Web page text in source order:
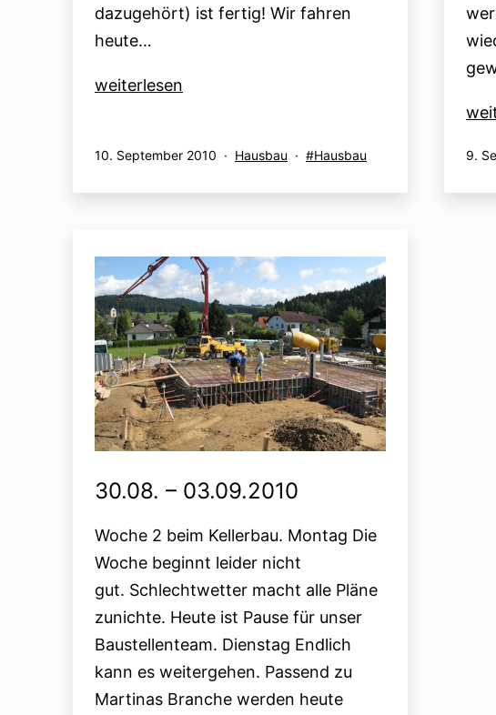
dazugehört) ist fertig! Wir fahren
heute…
10.09.2010
weiterlesen
Veröffentlicht
10. September 2010
Kategorisiert
Hausbau
Verschlagwortet
Hausbau 9.
30.08. – 03.09.2010
Woche 2 beim Kellerbau. Montag Die
Woche beginnt leider nicht
gut. Schlechtwetter macht alle Pläne
zunichte. Heute ist Pause für unser
Baustellenteam. Dienstag Endlich
kann es weitergehen. Passend zu
Martinas Branche werden heute